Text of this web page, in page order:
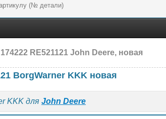
RE521121 John Deere, новая
BorgWarner KKK новая
KKK для John Deere